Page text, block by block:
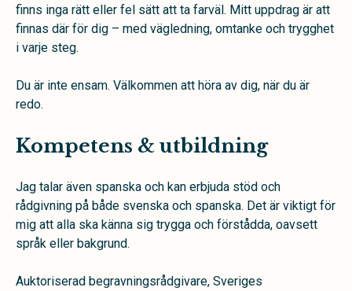
finns inga rätt eller fel sätt att ta farväl. Mitt uppdrag är att
finnas där för dig – med vägledning, omtanke och trygghet
i varje steg.
Du är inte ensam. Välkommen att höra av dig, när du är
redo.
Kompetens & utbildning
Jag talar även spanska och kan erbjuda stöd och
rådgivning på både svenska och spanska. Det är viktigt för
mig att alla ska känna sig trygga och förstådda, oavsett
språk eller bakgrund.
Auktoriserad begravningsrådgivare, Sveriges